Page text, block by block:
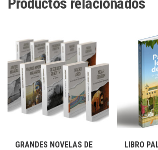
GRANDES NOVELAS DE
LIBRO